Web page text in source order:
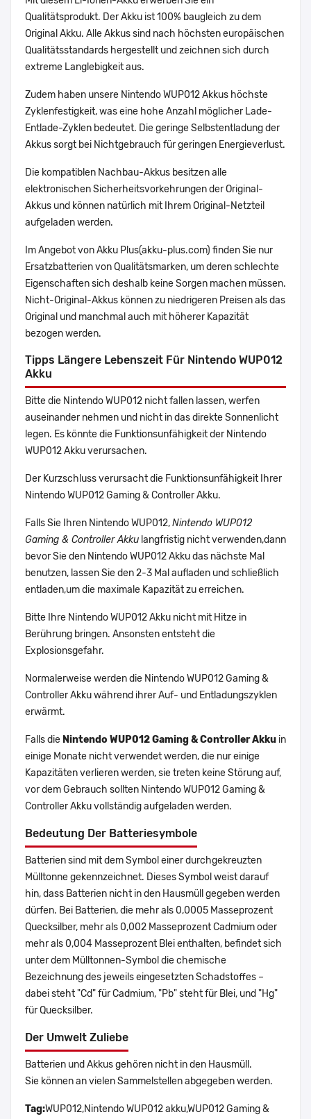
Qualitätsprodukt. Der Akku ist 100% baugleich zu dem
Original Akku. Alle Akkus sind nach höchsten europäischen
Qualitätsstandards hergestellt und zeichnen sich durch
extreme Langlebigkeit aus.
Zudem haben unsere Nintendo WUP012 Akkus höchste
Zyklenfestigkeit, was eine hohe Anzahl möglicher Lade-
Entlade-Zyklen bedeutet. Die geringe Selbstentladung der
Akkus sorgt bei Nichtgebrauch für geringen Energieverlust.
Die kompatiblen Nachbau-Akkus besitzen alle
elektronischen Sicherheitsvorkehrungen der Original-
Akkus und können natürlich mit Ihrem Original-Netzteil
aufgeladen werden.
Im Angebot von Akku Plus(akku-plus.com) finden Sie nur
Ersatzbatterien von Qualitätsmarken, um deren schlechte
Eigenschaften sich deshalb keine Sorgen machen müssen.
Nicht-Original-Akkus können zu niedrigeren Preisen als das
Original und manchmal auch mit höherer Kapazität
bezogen werden.
Tipps Längere Lebenszeit Für Nintendo WUP012
Akku
Bitte die Nintendo WUP012 nicht fallen lassen, werfen
auseinander nehmen und nicht in das direkte Sonnenlicht
legen. Es könnte die Funktionsunfähigkeit der Nintendo
WUP012 Akku verursachen.
Der Kurzschluss verursacht die Funktionsunfähigkeit Ihrer
Nintendo WUP012 Gaming & Controller Akku.
Falls Sie Ihren Nintendo WUP012,Nintendo WUP012
Gaming & Controller Akku langfristig nicht verwenden,dann
bevor Sie den Nintendo WUP012 Akku das nächste Mal
benutzen, lassen Sie den 2-3 Mal aufladen und schließlich
entladen,um die maximale Kapazität zu erreichen.
Bitte Ihre Nintendo WUP012 Akku nicht mit Hitze in
Berührung bringen. Ansonsten entsteht die
Explosionsgefahr.
Normalerweise werden die Nintendo WUP012 Gaming &
Controller Akku während ihrer Auf- und Entladungszyklen
erwärmt.
Falls die Nintendo WUP012 Gaming & Controller Akku in
einige Monate nicht verwendet werden, die nur einige
Kapazitäten verlieren werden, sie treten keine Störung auf,
vor dem Gebrauch sollten Nintendo WUP012 Gaming &
Controller Akku vollständig aufgeladen werden.
Bedeutung Der Batteriesymbole
Batterien sind mit dem Symbol einer durchgekreuzten
Mülltonne gekennzeichnet. Dieses Symbol weist darauf
hin, dass Batterien nicht in den Hausmüll gegeben werden
dürfen. Bei Batterien, die mehr als 0,0005 Masseprozent
Quecksilber, mehr als 0,002 Masseprozent Cadmium oder
mehr als 0,004 Masseprozent Blei enthalten, befindet sich
unter dem Mülltonnen-Symbol die chemische
Bezeichnung des jeweils eingesetzten Schadstoffes –
dabei steht "Cd" für Cadmium, "Pb" steht für Blei, und "Hg"
für Quecksilber.
Der Umwelt Zuliebe
Batterien und Akkus gehören nicht in den Hausmüll.
Sie können an vielen Sammelstellen abgegeben werden.
Tag:WUP012,Nintendo WUP012 akku,WUP012 Gaming &